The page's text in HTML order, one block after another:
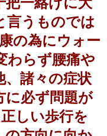
言うものでは
の為にウォー
わらず腰痛や
、諸々の症状
に必ず問題が
しい歩行を